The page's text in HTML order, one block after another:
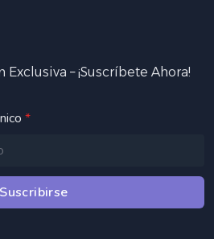
– ¡Suscríbete Ahora!
*
Suscribirse